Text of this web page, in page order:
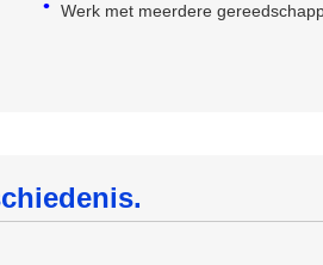
Werk met meerdere